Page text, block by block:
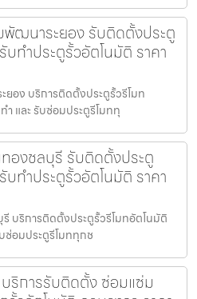
พัฒนาระยอง รับติดตั้งประตู
ทำประตูรั้วอัตโนมัติ ราคา
อง บริการติดตั้งประตูรั้วรีโมท
ำ และ รับซ่อมประตูรีโมททุ
องชลบุรี รับติดตั้งประตู
ทำประตูรั้วอัตโนมัติ ราคา
บริการติดตั้งประตูรั้วรีโมทอัตโนมัติ
ซ่อมประตูรีโมททุกช
ริการรับติดตั้ง ซ่อมแซ่ม